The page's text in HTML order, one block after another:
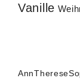
Vanille